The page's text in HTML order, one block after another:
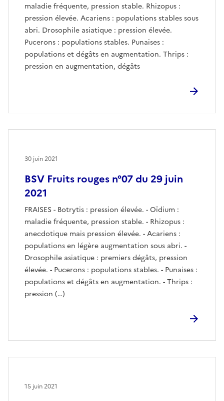
maladie fréquente, pression stable. Rhizopus :
pression élevée. Acariens : populations stables sous
abri. Drosophile asiatique : pression élevée.
Pucerons : populations stables. Punaises :
populations et dégâts en augmentation. Thrips :
pression en augmentation, dégâts
BSV Fruits rouges n°07 du 29 juin
2021
FRAISES - Botrytis : pression élevée. - Oïdium :
maladie fréquente, pression stable. - Rhizopus :
anecdotique mais pression élevée. - Acariens :
populations en légère augmentation sous abri. -
Drosophile asiatique : premiers dégâts, pression
élevée. - Pucerons : populations stables. - Punaises :
populations et dégâts en augmentation. - Thrips :
pression (…)
30 juin 2021
15 juin 2021